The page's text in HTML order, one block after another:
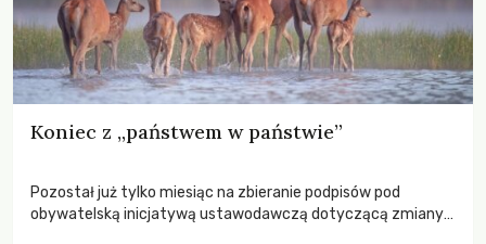
Koniec z „państwem w państwie”
Pozostał już tylko miesiąc na zbieranie podpisów pod
obywatelską inicjatywą ustawodawczą dotyczącą zmiany